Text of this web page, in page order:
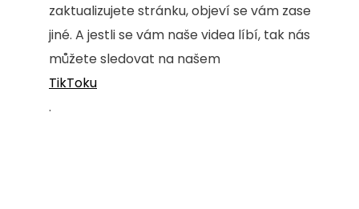
zaktualizujete stránku, objeví se vám zase
jiné. A jestli se vám naše videa líbí, tak nás
můžete sledovat na našem
TikToku
.